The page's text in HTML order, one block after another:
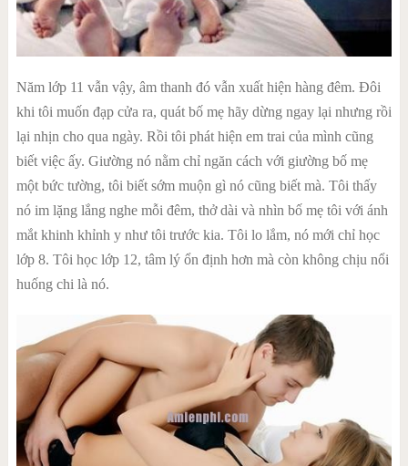
Năm lớp 11 vẫn vậy, âm thanh đó vẫn xuất hiện hàng đêm. Đôi
khi tôi muốn đạp cửa ra, quát bố mẹ hãy dừng ngay lại nhưng rồi
lại nhịn cho qua ngày. Rồi tôi phát hiện em trai của mình cũng
biết việc ấy. Giường nó nằm chỉ ngăn cách với giường bố mẹ
một bức tường, tôi biết sớm muộn gì nó cũng biết mà. Tôi thấy
nó im lặng lắng nghe mỗi đêm, thở dài và nhìn bố mẹ tôi với ánh
mắt khinh khỉnh y như tôi trước kia. Tôi lo lắm, nó mới chỉ học
lớp 8. Tôi học lớp 12, tâm lý ổn định hơn mà còn không chịu nổi
huống chi là nó.